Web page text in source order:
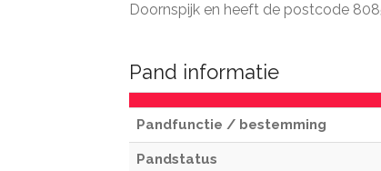
Doornspijk en heeft de postcode
Pand informatie
Pandfunctie / bestemming
Pandstatus